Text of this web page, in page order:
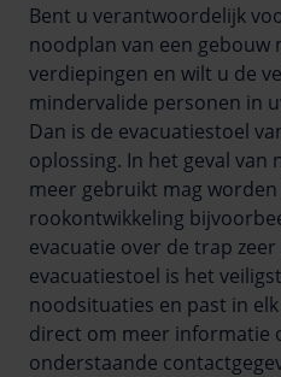
Bent u verantwoordelijk
noodplan van een gebouw
verdiepingen en wilt u de
mindervalide personen in
Dan is de evacuatiestoel
oplossing. In het geval
meer gebruikt mag
rookontwikkeling
evacuatie over de trap
evacuatiestoel is het
noodsituaties en past in
direct om meer informatie
onderstaande